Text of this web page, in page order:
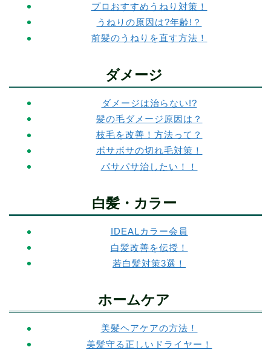
プロおすすめうねり対策！
うねりの原因は?年齢!？
前髪のうねりを直す方法！
ダメージ
ダメージは治らない!?
髪の毛ダメージ原因は？
枝毛を改善！方法って？
ボサボサの切れ毛対策！
パサパサ治したい！！
白髪・カラー
IDEALカラー会員
白髪改善を伝授！
若白髪対策3選！
ホームケア
美髪ヘアケアの方法！
美髪守る正しいドライヤー！